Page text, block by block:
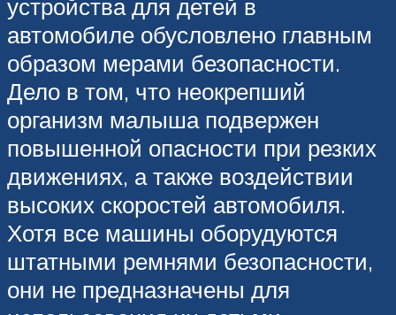
устройства для детей в
автомобиле обусловлено главным
образом мерами безопасности.
Дело в том, что неокрепший
организм малыша подвержен
повышенной опасности при резких
движениях, а также воздействии
высоких скоростей автомобиля.
Хотя все машины оборудуются
штатными ремнями безопасности,
они не предназначены для